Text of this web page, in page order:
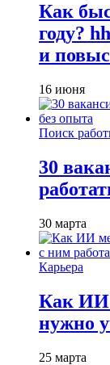
Как
году?
и
16 июня
Поиск
30
30 марта
Карьера
Как ИИ
нужно
25 марта